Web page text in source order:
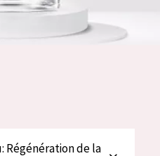
Régénération de la